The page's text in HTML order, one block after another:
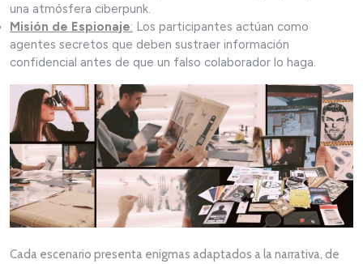
una atmósfera ciberpunk.
Misión de Espionaje: Los participantes actúan como
agentes secretos que deben sustraer información
confidencial antes de que un falso colaborador lo haga.
Cada escenario presenta enigmas adaptados a la narrativa, de